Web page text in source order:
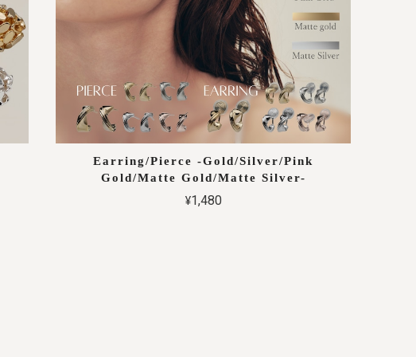
Earring/Pierce -Gold/Silver/Pink
Gold/Matte Gold/Matte Silver-
¥1,480